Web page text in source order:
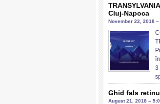
Cluj-Napoca
November 22, 2018 –
3
Ghid fals
August 21, 2018 –